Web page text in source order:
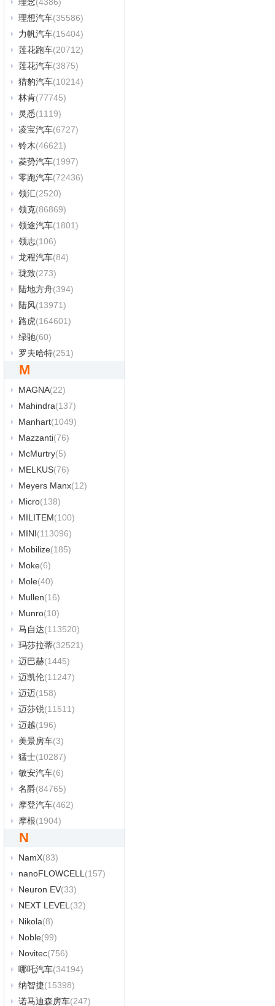
理想汽车(35586)
力帆汽车(15404)
莲花跑车(20712)
莲花汽车(3875)
猎豹汽车(10214)
林肯(77745)
灵悉(1119)
凌宝汽车(6727)
铃木(46621)
菱势汽车(1997)
零跑汽车(72436)
领汇(2520)
领克(86869)
领途汽车(1801)
领志(106)
龙程汽车(84)
珑致(273)
陆地方舟(394)
陆风(13971)
路虎(164601)
绿驰(60)
罗夫哈特(251)
M
MAGNA(22)
Mahindra(137)
Manhart(1049)
Mazzanti(76)
McMurtry(5)
MELKUS(76)
Meyers Manx(12)
Micro(138)
MILITEM(100)
MINI(113096)
Mobilize(185)
Moke(6)
Mole(40)
Mullen(16)
Munro(10)
马自达(113520)
玛莎拉蒂(32521)
迈巴赫(1445)
迈凯伦(11247)
迈迈(158)
迈莎锐(11511)
迈越(196)
美景房车(3)
猛士(10287)
敏安汽车(6)
名爵(84765)
摩登汽车(462)
摩根(1904)
N
NamX(83)
nanoFLOWCELL (157)
Neuron EV(33)
NEXT LEVEL (32)
Nikola(8)
Noble(99)
Novitec(756)
哪吒汽车(34194)
纳智捷(15398)
诺马迪森房车(247)